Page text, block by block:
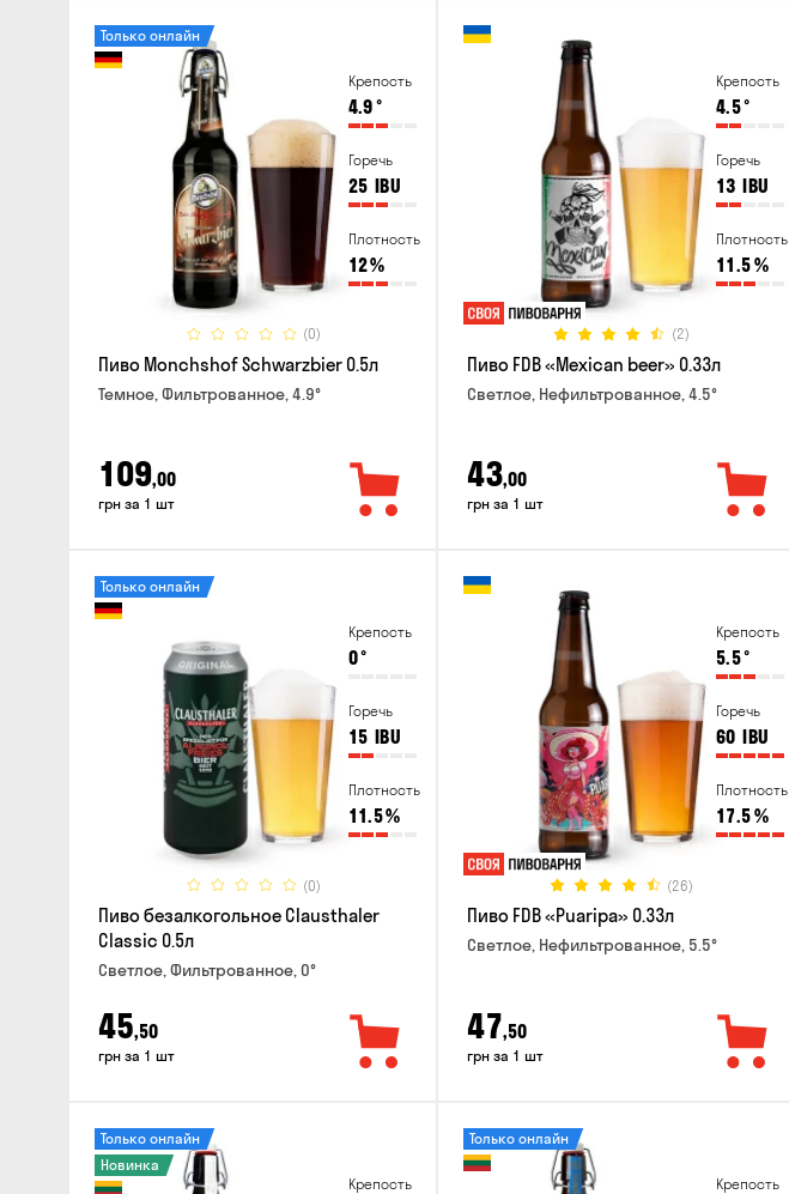
Крепость
4.9°
Горечь
25 IBU
Плотность
12%
(0)
Только онлайн
Пиво Monchshof Schwarzbier 0.5л
Темное, Фильтрованное, 4.9°
109,00
грн за 1 шт
Крепость
4.5°
Горечь
13 IBU
Плотность
11.5%
(2)
Пиво FDB «Mexican beer» 0.33л
Светлое, Нефильтрованное, 4.5°
43,00
грн за 1 шт
Крепость
0°
Горечь
15 IBU
Плотность
11.5%
(0)
Только онлайн
Пиво безалкогольное Clausthaler
Classic 0.5л
Светлое, Фильтрованное, 0°
45,50
грн за 1 шт
Крепость
5.5°
Горечь
60 IBU
Плотность
17.5%
(26)
Пиво FDB «Puaripa» 0.33л
Светлое, Нефильтрованное, 5.5°
47,50
грн за 1 шт
Крепость
Только онлайн
Новинка
Крепость
Только онлайн